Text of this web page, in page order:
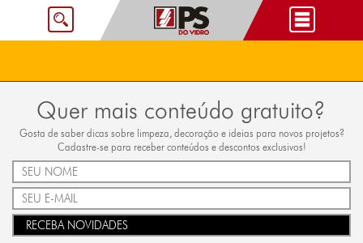
Quer mais conteúdo gratuito?
Gosta de saber dicas sobre limpeza, decoração e ideias para novos projetos?
Cadastre-se para receber conteúdos e descontos exclusivos!
RECEBA NOVIDADES